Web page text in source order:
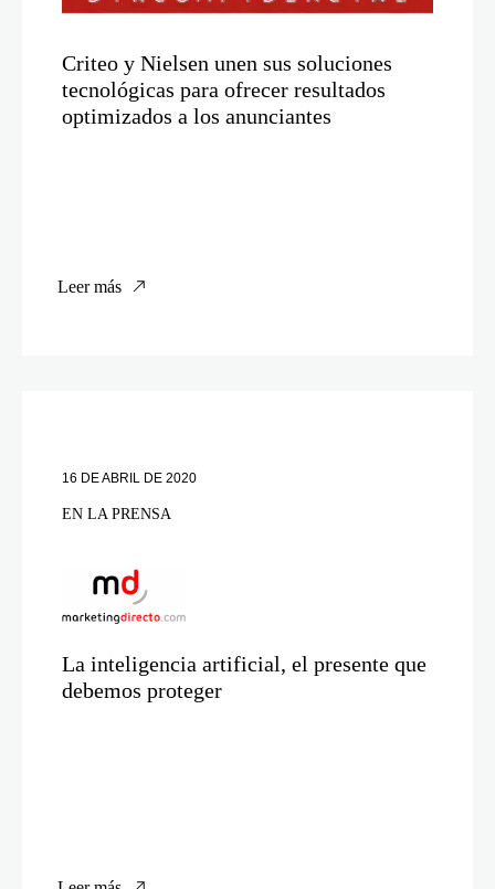
Criteo y Nielsen unen sus soluciones
tecnológicas para ofrecer resultados
optimizados a los anunciantes
Leer más
16 DE ABRIL DE 2020
EN LA PRENSA
La inteligencia artificial, el presente que
debemos proteger